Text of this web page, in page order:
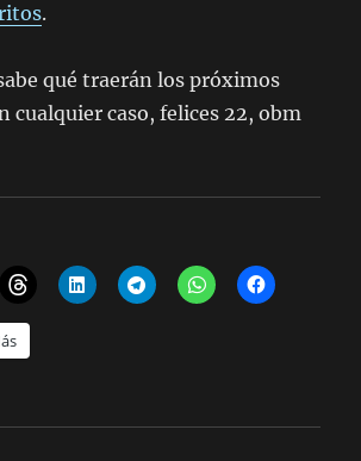
.
qué traerán los próximos
cualquier caso, felices 22, obm